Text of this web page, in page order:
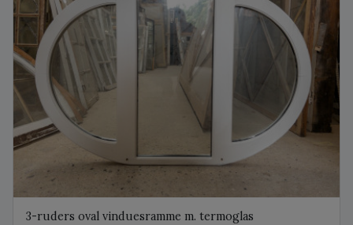
3-ruders oval vinduesramme m. termoglas